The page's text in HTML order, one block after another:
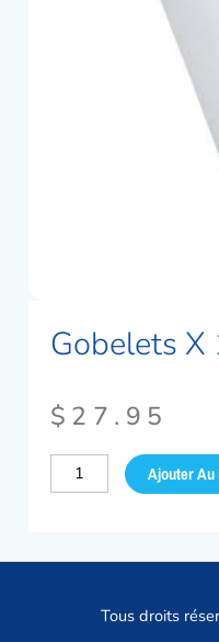
Gobelets X
$ 27.95
quantité
de
1000
Ajouter Au
Tous droits